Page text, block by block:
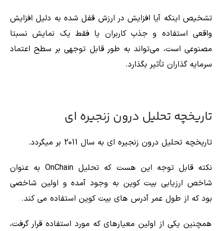
تشخیص اینکه آیا افزایش در ارزش قفل ‌شده به دلیل افزایش
واقعی استفاده و جذب کاربران یا فقط یک نمایش نسبتا
مصنوعی است، می‌تواند به‌ طور قابل‌ توجهی بر سطح اعتماد
سرمایه‌ گذاران تأثیر بگذارد.
تاریخچه تحلیل درون زنجیره ای
تاریخچه تحلیل درون زنجیره ای به سال 2011 بر میگردد.
نکته قابل توجه این هست که تحلیل OnChain به عنوان
شاخص ارزیابی بیت کوین به وجود آمده و اولین شاخصی
بود که از طول عمر آدرس های بیت کوین استفاده می کند.
همچنین یکی از اولین معیارهای که مورد استفاده قرار گرفت،